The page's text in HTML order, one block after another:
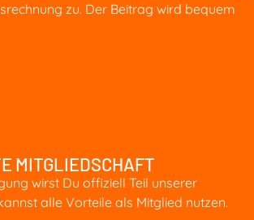
zu. Der Beitrag wird bequem
MITGLIEDSCHAFT
wirst Du offiziell Teil unserer
alle Vorteile als Mitglied nutzen.